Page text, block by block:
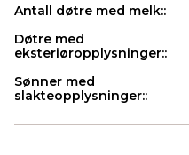
Antall døtre med melk::
Døtre med
eksteriøropplysninger::
Sønner med
slakteopplysninger::